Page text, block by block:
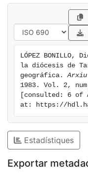
LÓPEZ BONILLO,
la diócesis de
geográfica.
1983. Vol. 2,
[consulted: 6 of
at: https://
Estadístiques
Exportar